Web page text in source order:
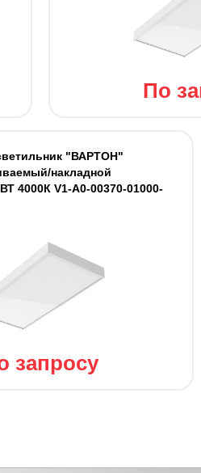
По
"ВАРТОН"
накладной
4000К V1-A0-00370-01000-
запросу